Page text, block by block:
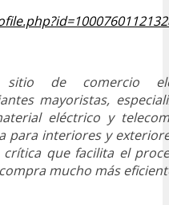
de comercio
mayoristas,
eléctrico y
para interiores y
que facilita el
mucho más